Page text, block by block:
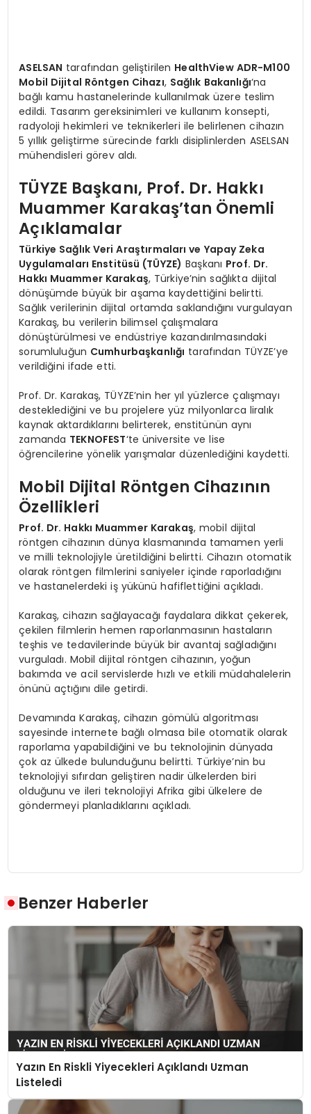
ASELSAN tarafından geliştirilen HealthView ADR-M100
Mobil Dijital Röntgen Cihazı, Sağlık Bakanlığı‘na
bağlı kamu hastanelerinde kullanılmak üzere teslim
edildi. Tasarım gereksinimleri ve kullanım konsepti,
radyoloji hekimleri ve teknikerleri ile belirlenen cihazın
5 yıllık geliştirme sürecinde farklı disiplinlerden ASELSAN
mühendisleri görev aldı.
TÜYZE Başkanı, Prof. Dr. Hakkı
Muammer Karakaş’tan Önemli
Açıklamalar
Türkiye Sağlık Veri Araştırmaları ve Yapay Zeka
Uygulamaları Enstitüsü (TÜYZE) Başkanı Prof. Dr.
Hakkı Muammer Karakaş, Türkiye’nin sağlıkta dijital
dönüşümde büyük bir aşama kaydettiğini belirtti.
Sağlık verilerinin dijital ortamda saklandığını vurgulayan
Karakaş, bu verilerin bilimsel çalışmalara
dönüştürülmesi ve endüstriye kazandırılmasındaki
sorumluluğun Cumhurbaşkanlığı tarafından TÜYZE’ye
verildiğini ifade etti.
Prof. Dr. Karakaş, TÜYZE’nin her yıl yüzlerce çalışmayı
desteklediğini ve bu projelere yüz milyonlarca liralık
kaynak aktardıklarını belirterek, enstitünün aynı
zamanda TEKNOFEST‘te üniversite ve lise
öğrencilerine yönelik yarışmalar düzenlediğini kaydetti.
Mobil Dijital Röntgen Cihazının
Özellikleri
Prof. Dr. Hakkı Muammer Karakaş, mobil dijital
röntgen cihazının dünya klasmanında tamamen yerli
ve milli teknolojiyle üretildiğini belirtti. Cihazın otomatik
olarak röntgen filmlerini saniyeler içinde raporladığını
ve hastanelerdeki iş yükünü hafiflettiğini açıkladı.
Karakaş, cihazın sağlayacağı faydalara dikkat çekerek,
çekilen filmlerin hemen raporlanmasının hastaların
teşhis ve tedavilerinde büyük bir avantaj sağladığını
vurguladı. Mobil dijital röntgen cihazının, yoğun
bakımda ve acil servislerde hızlı ve etkili müdahalelerin
önünü açtığını dile getirdi.
Devamında Karakaş, cihazın gömülü algoritması
sayesinde internete bağlı olmasa bile otomatik olarak
raporlama yapabildiğini ve bu teknolojinin dünyada
çok az ülkede bulunduğunu belirtti. Türkiye’nin bu
teknolojiyi sıfırdan geliştiren nadir ülkelerden biri
olduğunu ve ileri teknolojiyi Afrika gibi ülkelere de
göndermeyi planladıklarını açıkladı.
Benzer Haberler
Yazın En Riskli Yiyecekleri Açıklandı Uzman
Listeledi